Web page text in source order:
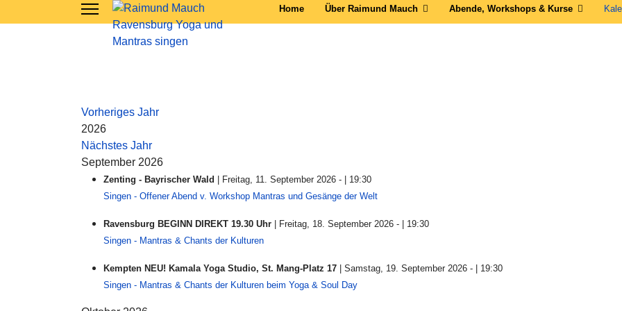
Home Über Raimund Mauch Abende, Workshops & Kurse
Vorheriges Jahr
2026
Nächstes Jahr
September 2026
Zenting - Bayrischer Wald
| Freitag, 11. September 2026 - | 19:30
Singen - Offener Abend v. Workshop Mantras und Gesänge der Welt
Ravensburg BEGINN DIREKT 19.30 Uhr | Freitag, 18. September 2026 - | 19:30
Singen - Mantras & Chants der Kulturen
Kempten NEU! Kamala Yoga Studio, St. Mang-Platz 17 | Samstag, 19. September 2026 - | 19:30
Singen - Mantras & Chants der Kulturen beim Yoga & Soul Day